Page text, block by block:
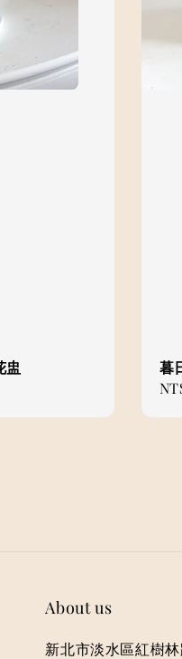
盅
暮
About us
新北市淡水區紅樹